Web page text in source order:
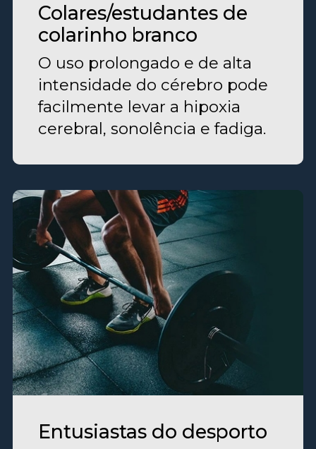
Colares/estudantes de
colarinho branco
O uso prolongado e de alta
intensidade do cérebro pode
facilmente levar a hipoxia
cerebral, sonolência e fadiga.
Entusiastas do desporto